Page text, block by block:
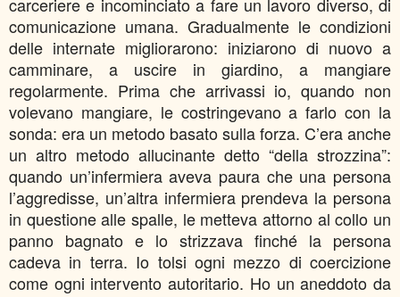
comunicazione umana. Gradualmente le condizioni
delle internate migliorarono: iniziarono di nuovo a
camminare, a uscire in giardino, a mangiare
regolarmente. Prima che arrivassi io, quando non
volevano mangiare, le costringevano a farlo con la
sonda: era un metodo basato sulla forza. C’era anche
un altro metodo allucinante detto “della strozzina”:
quando un’infermiera aveva paura che una persona
l’aggredisse, un’altra infermiera prendeva la persona
in questione alle spalle, le metteva attorno al collo un
panno bagnato e lo strizzava finché la persona
cadeva in terra. Io tolsi ogni mezzo di coercizione
come ogni intervento autoritario. Ho un aneddoto da